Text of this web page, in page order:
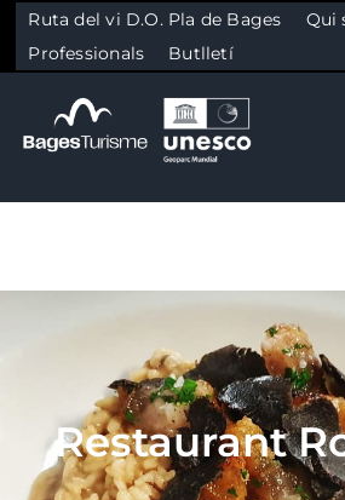
Ruta del vi D.O. Pla de Bages
Qui
Professionals
Butlletí
Gastronomia
Restaurant